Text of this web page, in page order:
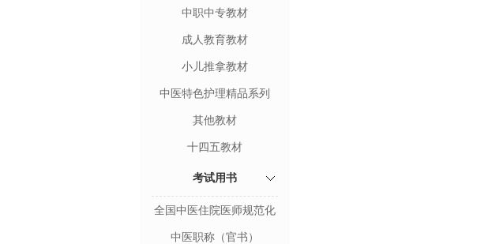
中职中专教材
成人教育教材
小儿推拿教材
中医特色护理精品系列
其他教材
十四五教材
考试用书
全国中医住院医师规范化
培训用书（官书）
中医职称（官书）